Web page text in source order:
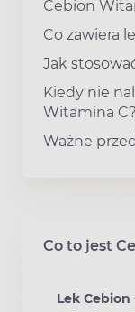
Cebion
Co zawiera
Jak
Kiedy nie
Witamina C?
Ważne
Co to jest
Lek Cebion